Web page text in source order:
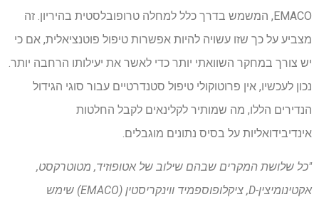
EMACO, המשמש בדרך כלל למחלה טרופובלסטית בהיריון. זה
מצביע על כך שזו עשויה להיות אפשרות טיפול פוטנציאלית, אם כי
יש צורך במחקר השוואתי יותר כדי לאשר את יעילותו הרחבה יותר.
נכון לעכשיו, אין פרוטוקולי טיפול סטנדרטיים עבור סוגי הגידול
הנדירים הללו, מה שמותיר לקלינאים לקבל החלטות
אינדיבידואליות על בסיס נתונים מוגבלים.
"כל שלושת המקרים שבהם שילוב של אטופוזיד, מטוטרקסט,
אקטינומיצין-D, ציקלופוספמיד ווינקריסטין (EMACO) שימש